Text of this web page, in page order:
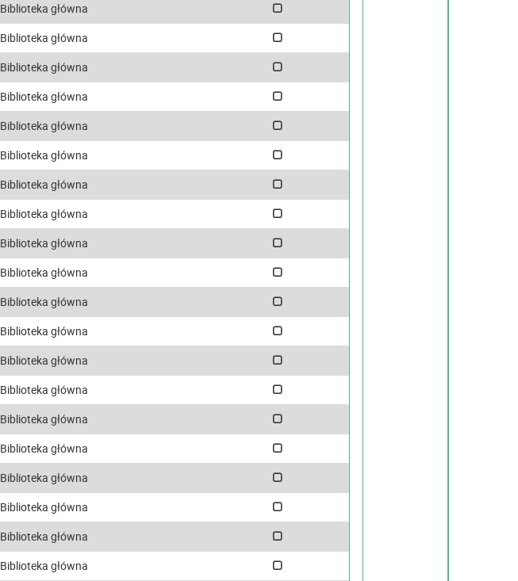
Biblioteka główna
Biblioteka główna
Biblioteka główna
Biblioteka główna
Biblioteka główna
Biblioteka główna
Biblioteka główna
Biblioteka główna
Biblioteka główna
Biblioteka główna
Biblioteka główna
Biblioteka główna
Biblioteka główna
Biblioteka główna
Biblioteka główna
Biblioteka główna
Biblioteka główna
Biblioteka główna
Biblioteka główna
Biblioteka główna